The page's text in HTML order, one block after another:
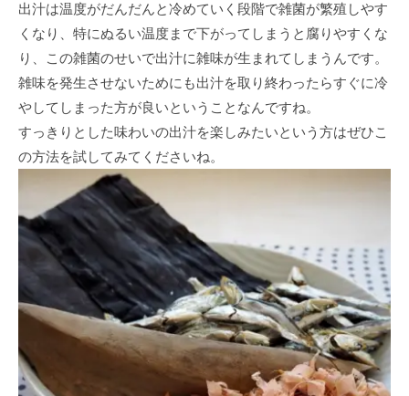
出汁は温度がだんだんと冷めていく段階で雑菌が繁殖しやす
くなり、特にぬるい温度まで下がってしまうと腐りやすくな
り、この雑菌のせいで出汁に雑味が生まれてしまうんです。
雑味を発生させないためにも出汁を取り終わったらすぐに冷
やしてしまった方が良いということなんですね。
すっきりとした味わいの出汁を楽しみたいという方はぜひこ
の方法を試してみてくださいね。